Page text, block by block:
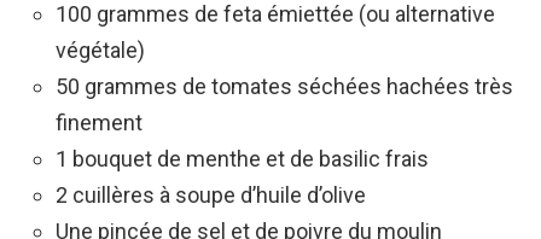
100 grammes de feta émiettée (ou alternative
végétale)
50 grammes de tomates séchées hachées très
finement
1 bouquet de menthe et de basilic frais
2 cuillères à soupe d’huile d’olive
Une pincée de sel et de poivre du moulin